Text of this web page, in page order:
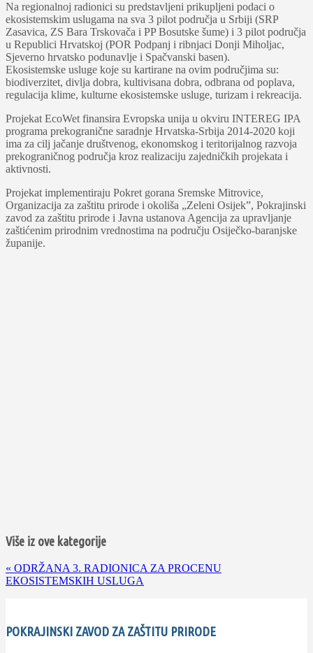
Na regionalnoj radionici su predstavljeni prikupljeni podaci o
ekosistemskim uslugama na sva 3 pilot područja u Srbiji (SRP
Zasavica, ZS Bara Trskovača i PP Bosutske šume) i 3 pilot područja
u Republici Hrvatskoj (POR Podpanj i ribnjaci Donji Miholjac,
Sjeverno hrvatsko podunavlje i Spačvanski basen).
Ekosistemske usluge koje su kartirane na ovim područjima su:
biodiverzitet, divlja dobra, kultivisana dobra, odbrana od poplava,
regulacija klime, kulturne ekosistemske usluge, turizam i rekreacija.
Projekat EcoWet finansira Evropska unija u okviru INTEREG IPA
programa prekogranične saradnje Hrvatska-Srbija 2014-2020 koji
ima za cilj jačanje društvenog, ekonomskog i teritorijalnog razvoja
prekograničnog područja kroz realizaciju zajedničkih projekata i
aktivnosti.
Projekat implementiraju Pokret gorana Sremske Mitrovice,
Organizacija za zaštitu prirode i okoliša „Zeleni Osijek”, Pokrajinski
zavod za zaštitu prirode i Javna ustanova Agencija za upravljanje
zaštićenim prirodnim vrednostima na području Osiječko-baranjske
županije.
Više iz ove kategorije
« ODRŽANA 3. RADIONICA ZA PROCENU
EКOSISTEMSКIH USLUGA
POKRAJINSKI ZAVOD ZA ZAŠTITU PRIRODE